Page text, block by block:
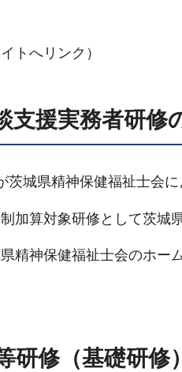
トへリンク）
支援実務者研修
城県精神保健福祉士会に
算対象研修として茨城
精神保健福祉士会のホー
研修（基礎研修